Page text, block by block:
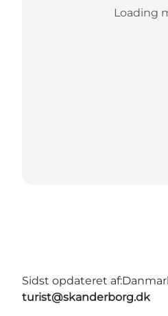
Loading
Sidst opdateret af:
turist@skanderborg.dk